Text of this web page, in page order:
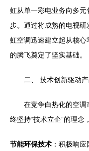
虹从单一彩电业务向多
步。通过将成熟的电视
虹空调迅速建立起从核
的腾飞奠定了坚实基础。
二、 技术创新驱动
在竞争白热化的空
终坚持“技术立企”的理念
节能环保技术 ：积极响